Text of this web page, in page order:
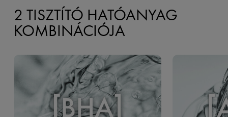
2 TISZTÍTÓ HATÓANYAG
KOMBINÁCIÓJA